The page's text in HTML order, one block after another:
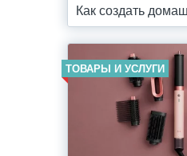
Как создать
ТОВАРЫ И УСЛУГИ